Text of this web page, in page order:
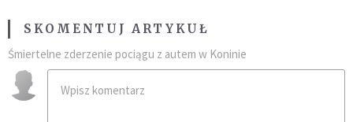
SKOMENTUJ ARTYKUŁ
Śmiertelne zderzenie pociągu z autem w Koninie